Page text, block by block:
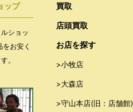
ップ
ショッ
お安く
。
買取
店頭買取
お店を探す
>小牧店
>大森店
>守山本店(旧：店舗館)